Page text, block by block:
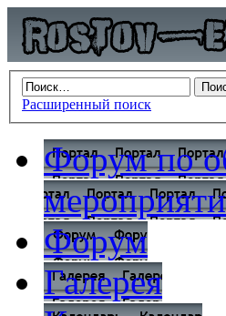
Расширенный поиск
Форум по
Форум
Галерея